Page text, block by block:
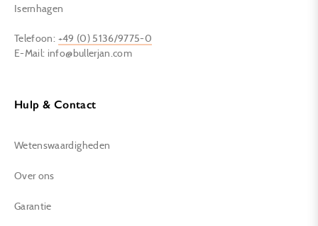
Isernhagen
Telefoon: +49 (0) 5136/9775-0
E-Mail: info@bullerjan.com
Hulp & Contact
Wetenswaardigheden
Over ons
Garantie